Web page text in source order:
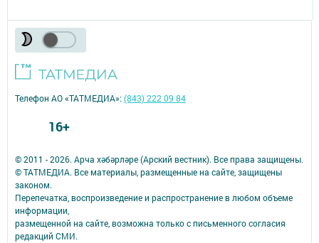
© 2011 - 2026. Арча хәбәрләре (Арский вестник). Все права защищены.
© ТАТМЕДИА. Все материалы, размещенные на сайте, защищены
законом.
Перепечатка, воспроизведение и распространение в любом объеме
информации,
размещенной на сайте, возможна только с письменного согласия
редакций СМИ.
Телефон АО «ТАТМЕДИА»:(843) 222 09 84
16+